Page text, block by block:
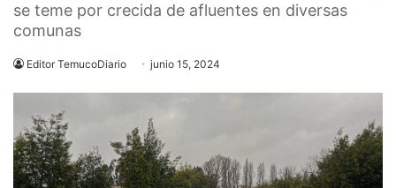
se teme por crecida de afluentes en diversas
comunas
Editor TemucoDiario junio 15, 2024